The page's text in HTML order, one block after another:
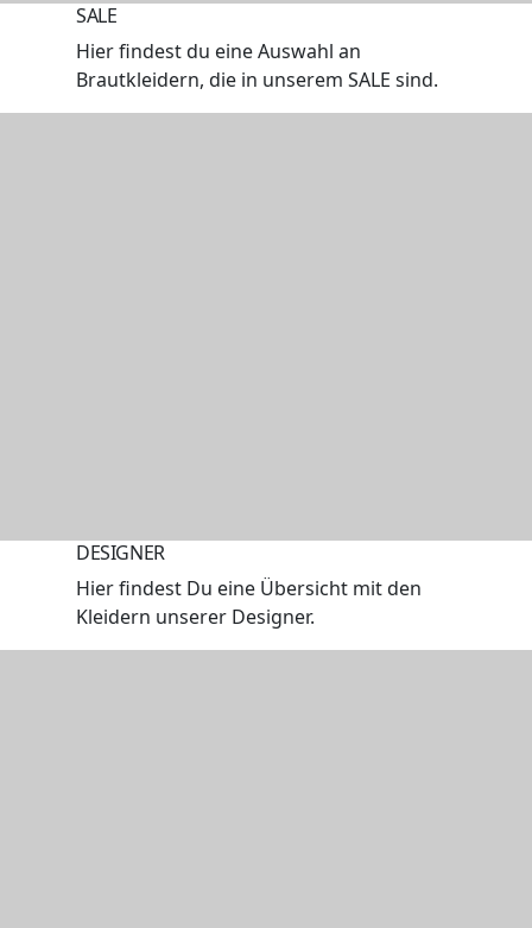
SALE
Hier findest du eine Auswahl an
Brautkleidern, die in unserem SALE sind.
DESIGNER
Hier findest Du eine Übersicht mit den
Kleidern unserer Designer.